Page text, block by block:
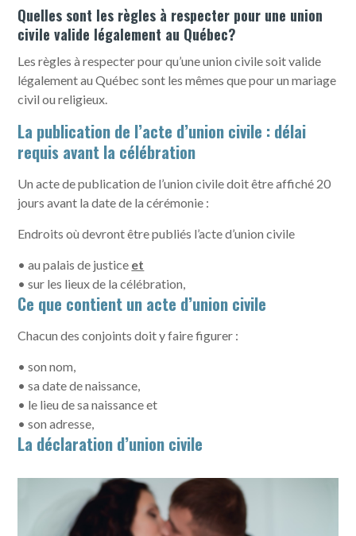
Quelles sont les règles à respecter pour une union
civile valide légalement au Québec?
Les règles à respecter pour qu’une union civile soit valide
légalement au Québec sont les mêmes que pour un mariage
civil ou religieux.
La publication de l’acte d’union civile : délai
requis avant la célébration
Un acte de publication de l’union civile doit être affiché 20
jours avant la date de la cérémonie :
Endroits où devront être publiés l’acte d’union civile
• au palais de justice et
• sur les lieux de la célébration,
Ce que contient un acte d’union civile
Chacun des conjoints doit y faire figurer :
• son nom,
• sa date de naissance,
• le lieu de sa naissance et
• son adresse,
La déclaration d’union civile